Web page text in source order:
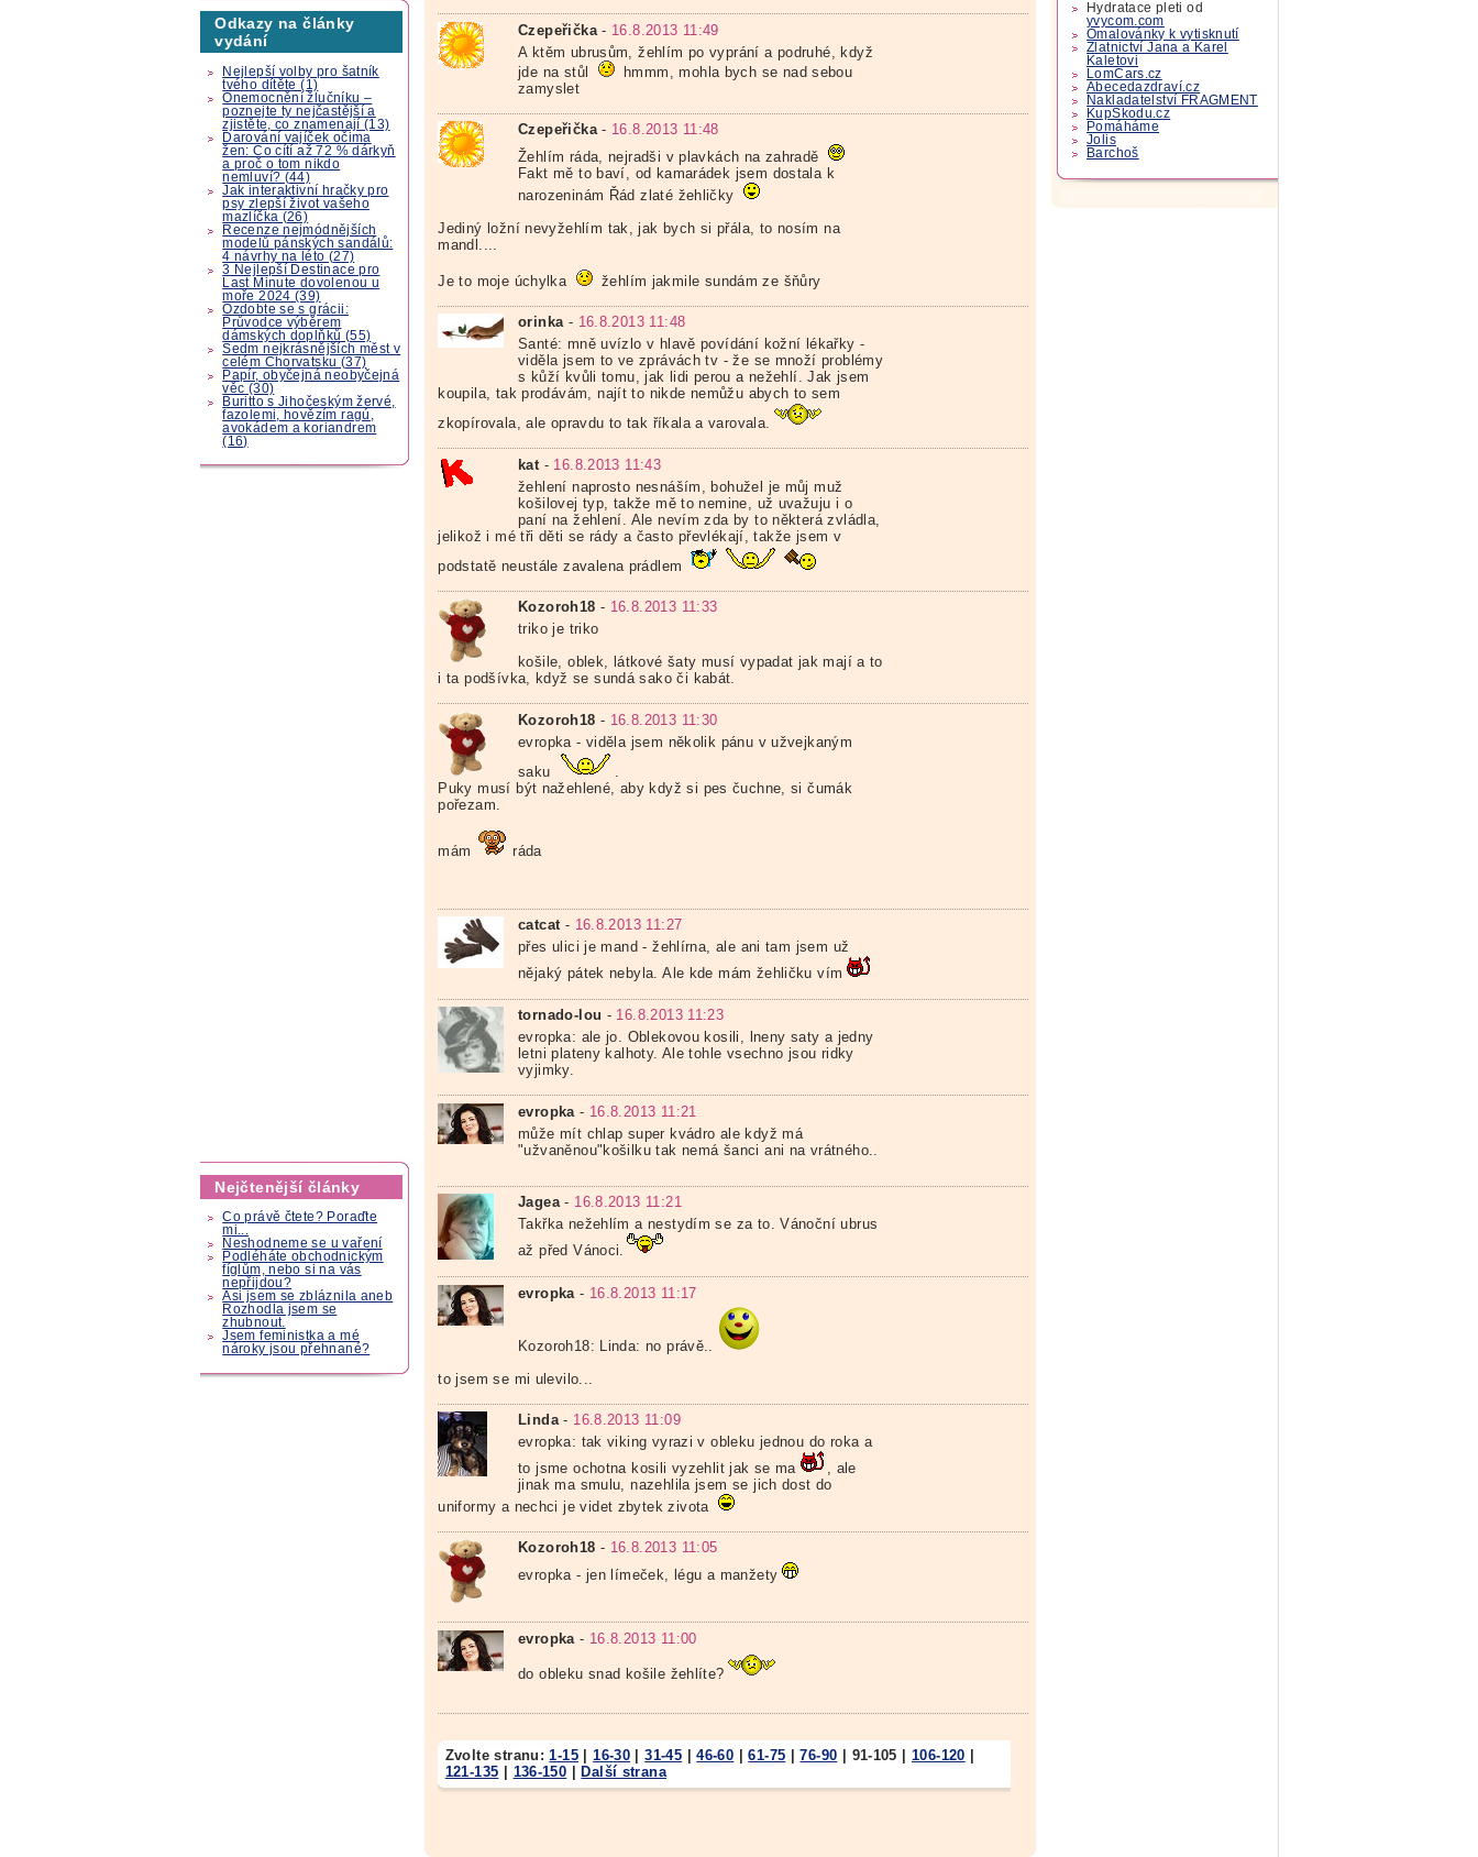
Odkazy na články
vydání
Nejlepší volby pro šatník
tvého dítěte (1)
Onemocnění žlučníku –
poznejte ty nejčastější a
zjistěte, co znamenají (13)
Darování vajíček očima
žen: Co cítí až 72 % dárkyň
a proč o tom nikdo
nemluví? (44)
Jak interaktivní hračky pro
psy zlepší život vašeho
mazlíčka (26)
Recenze nejmódnějších
modelů pánských sandálů:
4 návrhy na léto (27)
3 Nejlepší Destinace pro
Last Minute dovolenou u
moře 2024 (39)
Ozdobte se s grácii:
Průvodce výběrem
dámských doplňků (55)
Sedm nejkrásnějších měst v
celém Chorvatsku (37)
Papír, obyčejná neobyčejná
věc (30)
Buritto s Jihočeským žervé,
fazolemi, hovězím ragú,
avokádem a koriandrem
(16)
Nejčtenější články
Co právě čtete? Poraďte
mi...
Neshodneme se u vaření
Podléháte obchodnickým
fíglům, nebo si na vás
nepřijdou?
Asi jsem se zbláznila aneb
Rozhodla jsem se
zhubnout.
Jsem feministka a mé
nároky jsou přehnané?
Czepeřička- 16.8.2013 11:49
A ktěm ubrusům, žehlím po vyprání a podruhé, když
jde na stůl
hmmm, mohla bych se nad sebou
zamyslet
Czepeřička- 16.8.2013 11:48
Žehlím ráda, nejradši v plavkách na zahradě
Fakt mě to baví, od kamarádek jsem dostala k
narozeninám Řád zlaté žehličky
Jediný ložní nevyžehlím tak, jak bych si přála, to nosím na
mandl....
Je to moje úchylka žehlím jakmile sundám ze šňůry
orinka- 16.8.2013 11:48
Santé: mně uvízlo v hlavě povídání kožní lékařky -
viděla jsem to ve zprávách tv - že se množí problémy
s kůží kvůli tomu, jak lidi perou a nežehlí. Jak jsem
koupila, tak prodávám, najít to nikde nemůžu abych to sem
zkopírovala, ale opravdu to tak říkala a varovala.
kat - 16.8.2013 11:43
žehlení naprosto nesnáším, bohužel je můj muž
košilovej typ, takže mě to nemine, už uvažuju i o
paní na žehlení. Ale nevím zda by to některá zvládla,
jelikož i mé tři děti se rády a často převlékají, takže jsem v
podstatě neustále zavalena prádlem
Kozoroh18 - 16.8.2013 11:33
triko je triko
košile, oblek, látkové šaty musí vypadat jak mají a to
i ta podšívka, když se sundá sako či kabát.
Kozoroh18 - 16.8.2013 11:30
evropka - viděla jsem několik pánu v užvejkaným
saku
Puky musí být nažehlené, aby když si pes čuchne, si čumák
pořezam.
mám ráda
catcat- 16.8.2013 11:27
přes ulici je mand - žehlírna, ale ani tam jsem už
nějaký pátek nebyla. Ale kde mám žehličku vím
tornado-lou - 16.8.2013 11:23
evropka: ale jo. Oblekovou kosili, lneny saty a jedny
letni plateny kalhoty. Ale tohle vsechno jsou ridky
vyjimky.
evropka - 16.8.2013 11:21
může mít chlap super kvádro ale když má
"užvaněnou"košilku tak nemá šanci ani na vrátného..
Jagea- 16.8.2013 11:21
Takřka nežehlím a nestydím se za to. Vánoční ubrus
až před Vánoci.
evropka - 16.8.2013 11:17
Kozoroh18: Linda: no právě..
to jsem se mi ulevilo...
Linda- 16.8.2013 11:09
evropka: tak viking vyrazi v obleku jednou do roka a
to jsme ochotna kosili vyzehlit jak se ma
, ale
jinak ma smulu, nazehlila jsem se jich dost do
uniformy a nechci je videt zbytek zivota
Kozoroh18 - 16.8.2013 11:05
evropka - jen límeček, légu a manžety
evropka - 16.8.2013 11:00
do obleku snad košile žehlíte?
Zvolte stranu:1-15 |16-30 |31-45 |46-60 |61-75 |76-90 91-105 |106-120
121-135
136-150 Další strana
Hydratace pleti od
yvycom.com
Omalovánky k vytisknutí
Zlatnictví Jana a Karel
Kaletovi
LomCars.cz
Abecedazdraví.cz
Nakladatelství FRAGMENT
KupSkodu.cz
Pomáháme
Jolis
Barchoš